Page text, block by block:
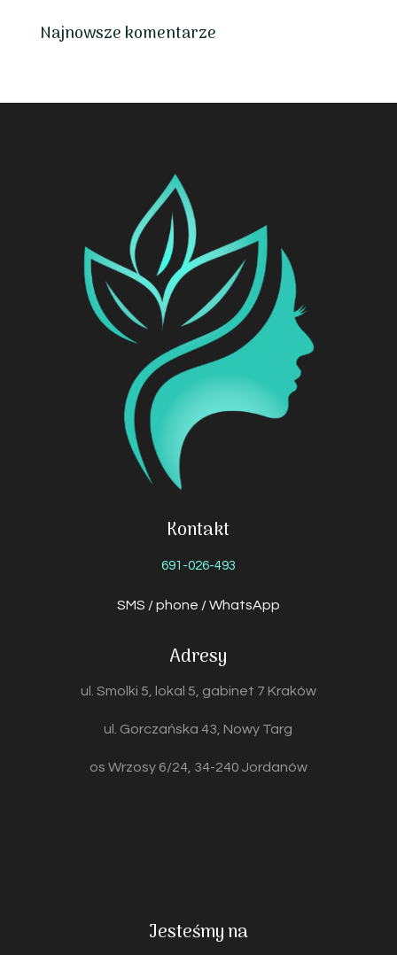
Najnowsze komentarze
Kontakt
691-026-493
SMS / phone / WhatsApp
Adresy
ul. Smolki 5, lokal 5, gabinet 7 Kraków
ul. Gorczańska 43, Nowy Targ
os Wrzosy 6/24, 34-240 Jordanów
Jesteśmy na